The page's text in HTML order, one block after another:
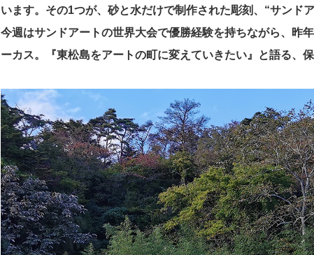
います。その1つが、砂と水だけで制作された彫刻、“サンドア
今週はサンドアートの世界大会で優勝経験を持ちながら、昨
ーカス。『東松島をアートの町に変えていきたい』と語る、